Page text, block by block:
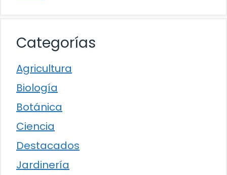
Categorías
Agricultura
Biología
Botánica
Ciencia
Destacados
Jardinería